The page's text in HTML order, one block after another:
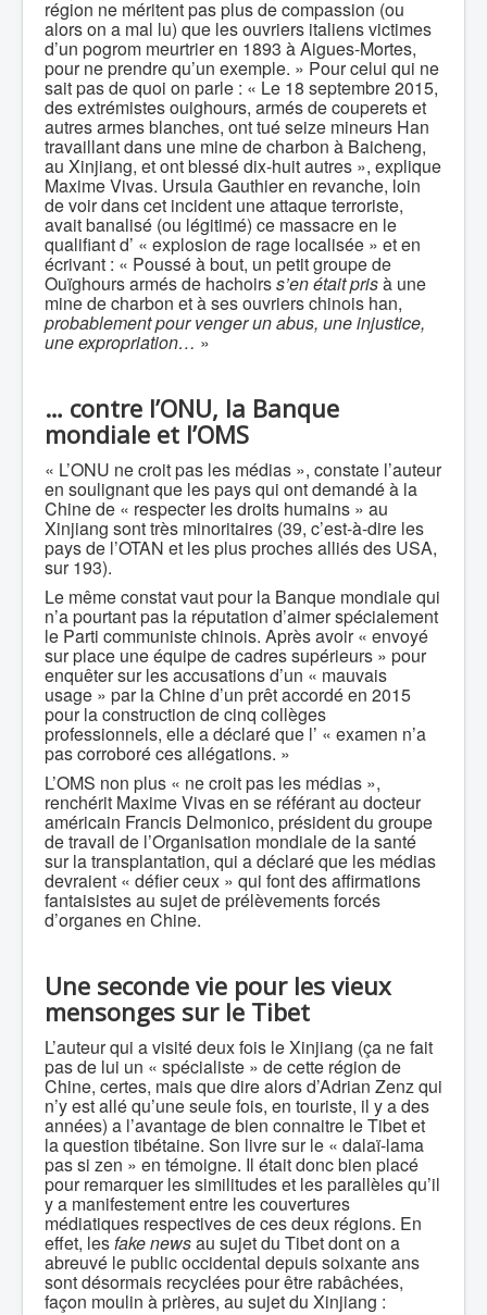
région ne méritent pas plus de compassion (ou
alors on a mal lu) que les ouvriers italiens victimes
d’un pogrom meurtrier en 1893 à Aigues-Mortes,
pour ne prendre qu’un exemple. » Pour celui qui ne
sait pas de quoi on parle : « Le 18 septembre 2015,
des extrémistes ouighours, armés de couperets et
autres armes blanches, ont tué seize mineurs Han
travaillant dans une mine de charbon à Baicheng,
au Xinjiang, et ont blessé dix-huit autres », explique
Maxime Vivas. Ursula Gauthier en revanche, loin
de voir dans cet incident une attaque terroriste,
avait banalisé (ou légitimé) ce massacre en le
qualifiant d’ « explosion de rage localisée » et en
écrivant : « Poussé à bout, un petit groupe de
Ouïghours armés de hachoirss’en était prisà une
mine de charbon et à ses ouvriers chinois han,
probablement pour venger un abus, une injustice,
une expropriation… »
… contre l’ONU, la Banque
mondiale et l’OMS
« L’ONU ne croit pas les médias », constate l’auteur
en soulignant que les pays qui ont demandé à la
Chine de « respecter les droits humains » au
Xinjiang sont très minoritaires (39, c’est-à-dire les
pays de l’OTAN et les plus proches alliés des USA,
sur 193).
Le même constat vaut pour la Banque mondiale qui
n’a pourtant pas la réputation d’aimer spécialement
le Parti communiste chinois. Après avoir « envoyé
sur place une équipe de cadres supérieurs » pour
enquêter sur les accusations d’un « mauvais
usage » par la Chine d’un prêt accordé en 2015
pour la construction de cinq collèges
professionnels, elle a déclaré que l’ « examen n’a
pas corroboré ces allégations. »
L’OMS non plus « ne croit pas les médias »,
renchérit Maxime Vivas en se référant au docteur
américain Francis Delmonico, président du groupe
de travail de l’Organisation mondiale de la santé
sur la transplantation, qui a déclaré que les médias
devraient « défier ceux » qui font des affirmations
fantaisistes au sujet de prélèvements forcés
d’organes en Chine.
Une seconde vie pour les vieux
mensonges sur le Tibet
L’auteur qui a visité deux fois le Xinjiang (ça ne fait
pas de lui un « spécialiste » de cette région de
Chine, certes, mais que dire alors d’Adrian Zenz qui
n’y est allé qu’une seule fois, en touriste, il y a des
années) a l’avantage de bien connaitre le Tibet et
la question tibétaine. Son livre sur le « dalaï-lama
pas si zen » en témoigne. Il était donc bien placé
pour remarquer les similitudes et les parallèles qu’il
y a manifestement entre les couvertures
médiatiques respectives de ces deux régions. En
effet, lesfake newsau sujet du Tibet dont on a
abreuvé le public occidental depuis soixante ans
sont désormais recyclées pour être rabâchées,
façon moulin à prières, au sujet du Xinjiang :